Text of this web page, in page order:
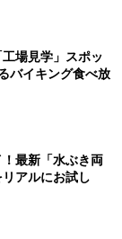
場見学」スポッ
バイキング食べ放
最新「水ぶき両
アルにお試し